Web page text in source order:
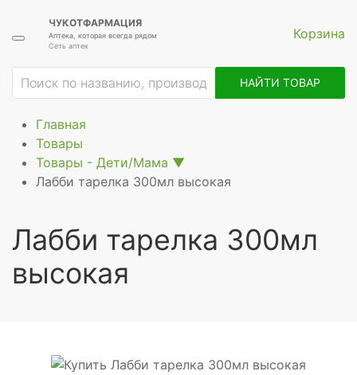
ЧУКОТФАРМАЦИЯ
Аптека, которая всегда рядом
Сеть аптек
Корзина
НАЙТИ ТОВАР
Главная
Товары
Товары - Дети/Мама ▼
Лабби тарелка 300мл высокая
Лабби тарелка 300мл
высокая